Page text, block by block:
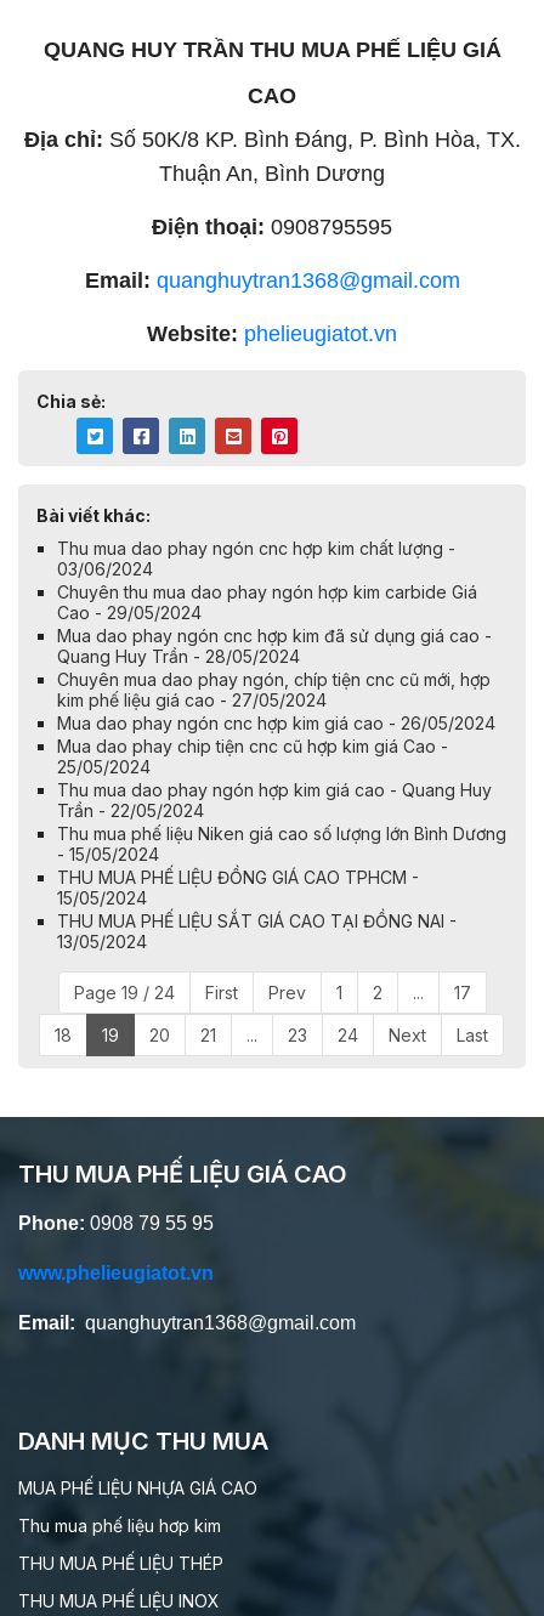
QUANG HUY TRẦN THU MUA PHẾ LIỆU GIÁ
CAO
Địa chỉ: Số 50K/8 KP. Bình Đáng, P. Bình Hòa, TX.
Thuận An, Bình Dương
Điện thoại: 0908795595
Email: quanghuytran1368@gmail.com
Website: phelieugiatot.vn
Chia sẻ:
Bài viết khác:
Thu mua dao phay ngón cnc hợp kim chất lượng -
03/06/2024
Chuyên thu mua dao phay ngón hợp kim carbide Giá
Cao - 29/05/2024
Mua dao phay ngón cnc hợp kim đã sử dụng giá cao -
Quang Huy Trần - 28/05/2024
Chuyên mua dao phay ngón, chíp tiện cnc cũ mới, hợp
kim phế liệu giá cao - 27/05/2024
Mua dao phay ngón cnc hợp kim giá cao - 26/05/2024
Mua dao phay chip tiện cnc cũ hợp kim giá Cao -
25/05/2024
Thu mua dao phay ngón hợp kim giá cao - Quang Huy
Trần - 22/05/2024
Thu mua phế liệu Niken giá cao số lượng lớn Bình Dương
- 15/05/2024
THU MUA PHẾ LIỆU ĐỒNG GIÁ CAO TPHCM -
15/05/2024
THU MUA PHẾ LIỆU SẮT GIÁ CAO TẠI ĐỒNG NAI -
13/05/2024
Page 19 / 24 First Prev 1 2 ... 17
18 19 20 21 ... 23 24 Next Last
THU MUA PHẾ LIỆU GIÁ CAO
Phone: 0908 79 55 95
www.phelieugiatot.vn
Email: quanghuytran1368@gmail.com
DANH MỤC THU MUA
MUA PHẾ LIỆU NHỰA GIÁ CAO
Thu mua phế liệu hơp kim
THU MUA PHẾ LIỆU THÉP
THU MUA PHẾ LIỆU INOX